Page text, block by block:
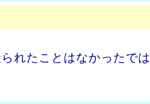
れたことはなかったでは